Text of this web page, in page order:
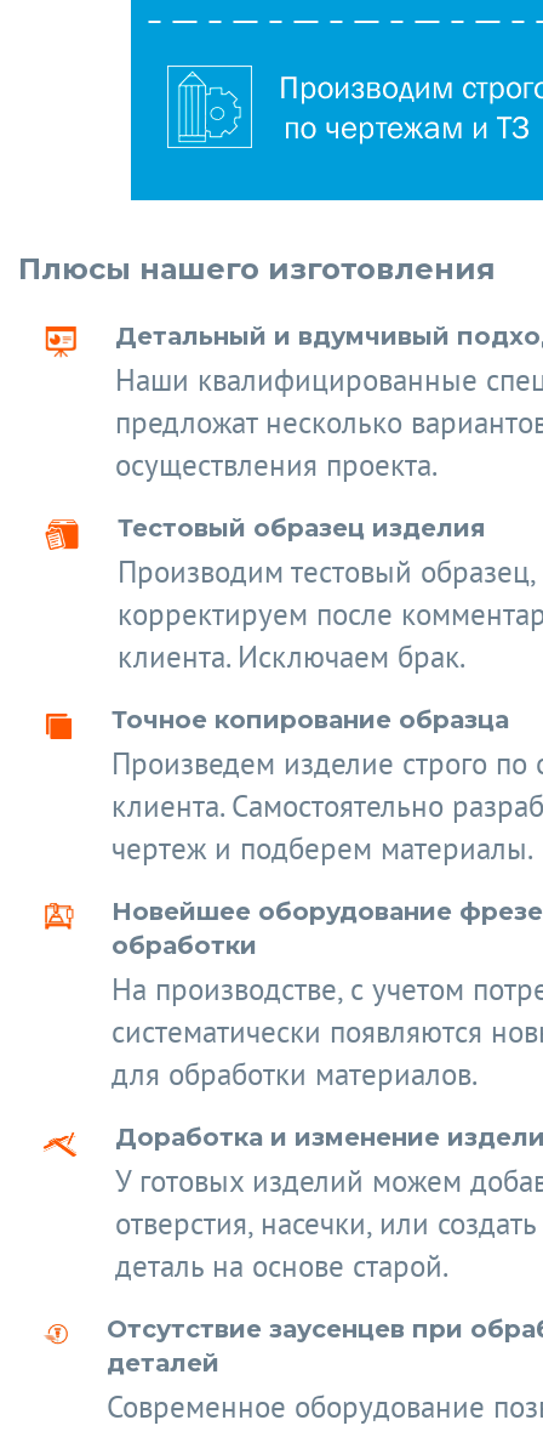
Плюсы нашего изготовления
Детальный и вдумчивый
Наши квалифицированные
предложат несколько
осуществления проекта.
Тестовый образец изделия
Производим тестовый образец,
корректируем после
клиента. Исключаем брак.
Точное копирование образца
Произведем изделие строго по
клиента. Самостоятельно
чертеж и подберем материалы.
Новейшее оборудование
обработки
На производстве, с учетом
систематически появляются
для обработки материалов.
Доработка и изменение
У готовых изделий можем
отверстия, насечки, или
деталь на основе старой.
Отсутствие заусенцев при
деталей
Современное оборудование